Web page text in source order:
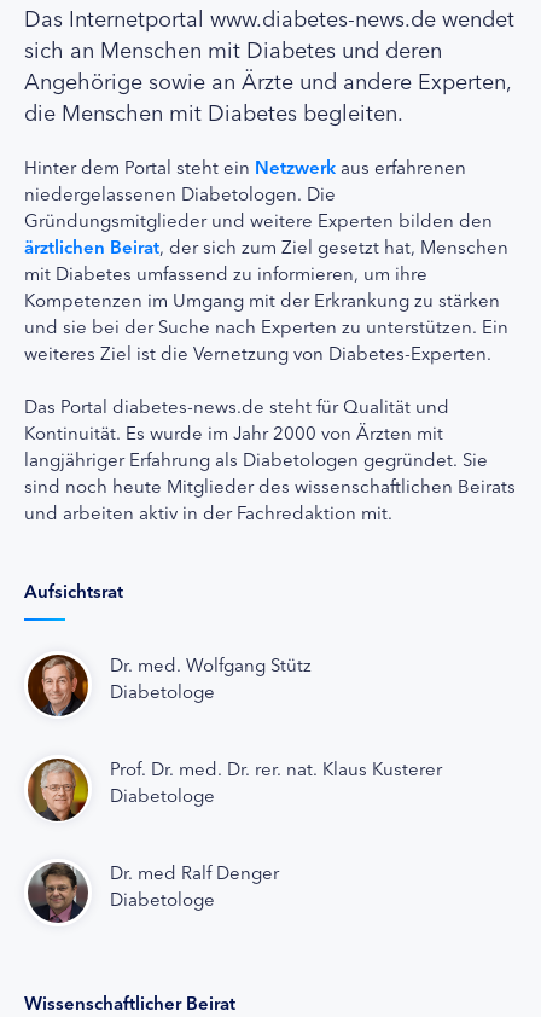
Das Internetportal www.diabetes-news.de wendet
sich an Menschen mit Diabetes und deren
Angehörige sowie an Ärzte und andere Experten,
die Menschen mit Diabetes begleiten.
Hinter dem Portal steht ein Netzwerk aus erfahrenen
niedergelassenen Diabetologen. Die
Gründungsmitglieder und weitere Experten bilden den
ärztlichen Beirat, der sich zum Ziel gesetzt hat, Menschen
mit Diabetes umfassend zu informieren, um ihre
Kompetenzen im Umgang mit der Erkrankung zu stärken
und sie bei der Suche nach Experten zu unterstützen. Ein
weiteres Ziel ist die Vernetzung von Diabetes-Experten.
Das Portal diabetes-news.de steht für Qualität und
Kontinuität. Es wurde im Jahr 2000 von Ärzten mit
langjähriger Erfahrung als Diabetologen gegründet. Sie
sind noch heute Mitglieder des wissenschaftlichen Beirats
und arbeiten aktiv in der Fachredaktion mit.
Aufsichtsrat
Dr. med. Wolfgang Stütz
Diabetologe
Prof. Dr. med. Dr. rer. nat. Klaus Kusterer
Diabetologe
Dr. med Ralf Denger
Diabetologe
Wissenschaftlicher Beirat